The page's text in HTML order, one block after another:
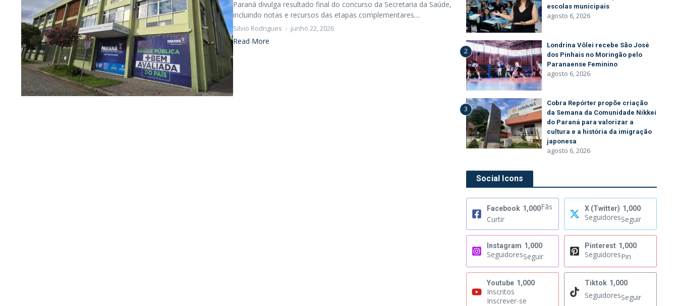
Paraná divulga resultado final do concurso da Secretaria da Saúde,
incluindo notas e recursos das etapas complementares....
Silvio Rodrigues junho 22, 2026
Read More
escolas municipais
agosto 6, 2026
2
Londrina Vôlei recebe São José
dos Pinhais no Moringão pelo
Paranaense Feminino
agosto 6, 2026
3
Cobra Repórter propõe criação
da Semana da Comunidade Nikkei
do Paraná para valorizar a
cultura e a história da imigração
japonesa
agosto 6, 2026
Social Icons
Facebook 1,000Fãs
Curtir
X (Twitter) 1,000
SeguidoresSeguir
Instagram 1,000
SeguidoresSeguir
Pinterest 1,000
SeguidoresPin
Youtube 1,000
Inscritos
Inscrever-se
Tiktok 1,000
SeguidoresSeguir